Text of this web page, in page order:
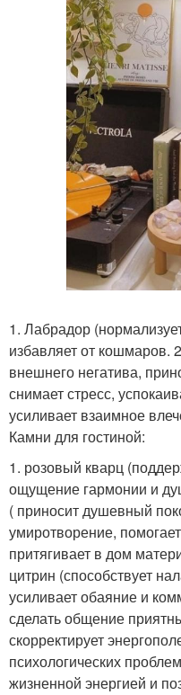
1. Лабрадор
избавляет от кошмаров.
внешнего негатива,
снимает стресс,
усиливает взаимное
Камни для гостиной:
1. розовый кварц
ощущение гармонии и
( приносит душевный
умиротворение,
притягивает в дом
цитрин (способствует
усиливает обаяние и
сделать общение
скорректирует
психологических
жизненной энергией и